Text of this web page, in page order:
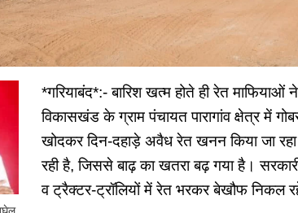
*गरियाबंद*:- बारिश खत्म होते ही रेत
विकासखंड के ग्राम पंचायत पारागांव क्षेत्र में
खोदकर दिन-दहाड़े अवैध रेत खनन किया जा
रही है, जिससे बाढ़ का खतरा बढ़ गया है।
व ट्रैक्टर-ट्रॉलियों में रेत भरकर बेखौफ निकल